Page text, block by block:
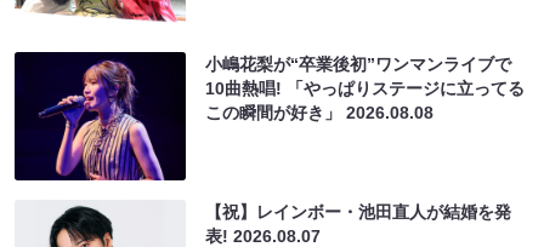
小嶋花梨が“卒業後初”ワンマンライブで
10曲熱唱! 「やっぱりステージに立ってる
この瞬間が好き」2026.08.08
【祝】レインボー・池田直人が結婚を発
表!2026.08.07